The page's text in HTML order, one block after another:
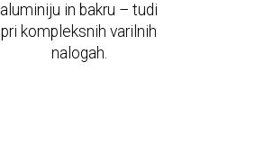
aluminiju in bakru – tudi
pri kompleksnih varilnih
nalogah.